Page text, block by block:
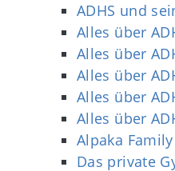
ADHS und
Alles über
Alles über
Alles über
Alles über
Alles über
Alpaka
Das private